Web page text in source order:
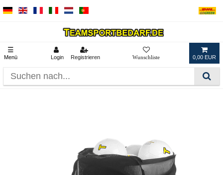
☰
Menü Login Registrieren 0,00 EUR